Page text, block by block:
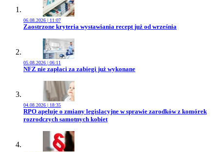
06.08.2026 | 11:07
Przejdź do artykułu:
Zaostrzone kryteria wystawiania recept już od września
05.08.2026 | 06:11
Przejdź do artykułu:
NFZ nie zapłaci za zabiegi już wykonane
04.08.2026 | 18:35
Przejdź do artykułu:
RPO apeluje o zmiany legislacyjne w sprawie zarodków z komórek
rozrodczych samotnych kobiet